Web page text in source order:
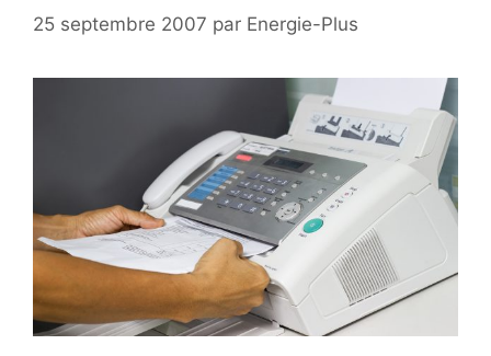
25 septembre 2007 par Energie-Plus